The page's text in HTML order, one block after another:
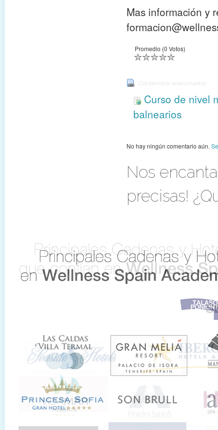
Mas información y
Promedio (0 Votos)
Contenidos relacionados:
Curso de nivel
balnearios
No hay ningún comentario aún.
Nos
precisas!